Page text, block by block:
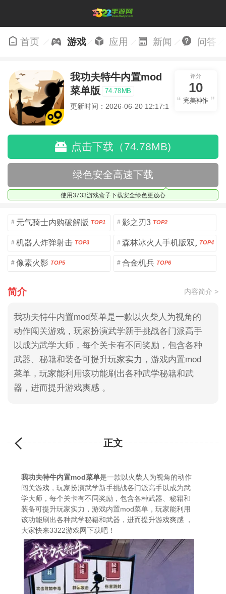
首页 游戏 应用 新闻 问答
我功夫特牛内置mod
菜单版
74.78MB
更新时间：2026-06-20 12:17:17
评分
10
完美神作
点击下载（74.78MB)
绿色安全高速下载
使用3733游戏盒子下载安全绿色更放心
# 元气骑士内购破解版 TOP1 # 影之刃3 TOP2
# 机器人炸弹射击 TOP3 # 森林冰火人手机版双人版
TOP4
# 像素火影 TOP5 # 合金机兵 TOP6
简介 内容简介 >
我功夫特牛内置mod菜单是一款以火柴人为视角的
动作闯关游戏，玩家扮演武学新手挑战各门派高手
以成为武学大师，每个关卡有不同奖励，包含各种
武器、秘籍和装备可提升玩家实力，游戏内置mod
菜单，玩家能利用该功能刷出各种武学秘籍和武
器，进而提升游戏爽感 。
正文
我功夫特牛内置mod菜单是一款以火柴人为视角的动作
闯关游戏，玩家扮演武学新手挑战各门派高手以成为武
学大师，每个关卡有不同奖励，包含各种武器、秘籍和
装备可提升玩家实力，游戏内置mod菜单，玩家能利用
该功能刷出各种武学秘籍和武器，进而提升游戏爽感 ，
大家快来3322游戏网下载吧！